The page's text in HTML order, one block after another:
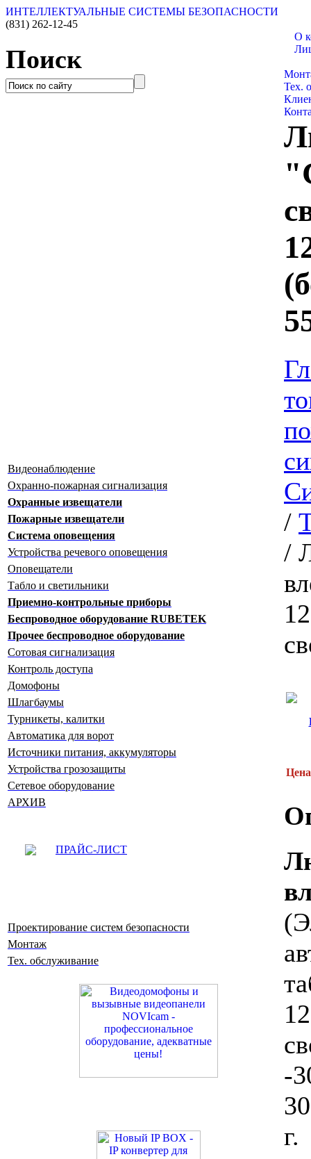
ИНТЕЛЛЕКТУАЛЬНЫЕ СИСТЕМЫ БЕЗОПАСНОСТИ
(831) 262-12-45
Поиск
О
Тех.
Видеонаблюдение
Охранно-пожарная сигнализация
Охранные извещатели
Пожарные извещатели
Система оповещения
Устройства речевого оповещения
Оповещатели
Табло и светильники
Приемно-контрольные приборы
Беспроводное оборудование RUBETEK
Прочее беспроводное оборудование
Сотовая сигнализация
Контроль доступа
Домофоны
Шлагбаумы
Турникеты, калитки
Автоматика для ворот
Источники питания, аккумуляторы
Устройства грозозащиты
Сетевое оборудование
АРХИВ
ПРАЙС-ЛИСТ
Проектирование систем безопасности
Монтаж
Тех. обслуживание
/
/
-
г.